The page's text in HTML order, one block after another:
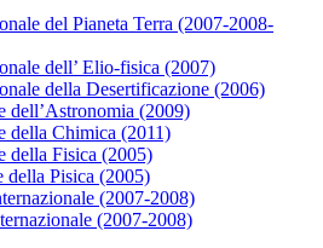
del Pianeta Terra (2007-2008-
dell’ Elio-fisica (2007)
della Desertificazione (2006)
dell’Astronomia (2009)
della Chimica (2011)
della Fisica (2005)
della Pisica (2005)
(2007-2008)
(2007-2008)